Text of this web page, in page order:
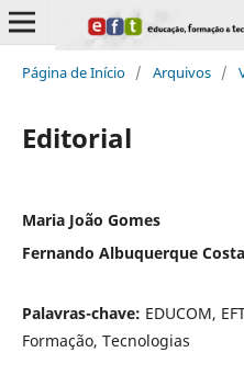
Página de Início / Arquivos /
Editorial
Maria João Gomes
Fernando Albuquerque Costa
Palavras-chave: EDUCOM,
Formação, Tecnologias